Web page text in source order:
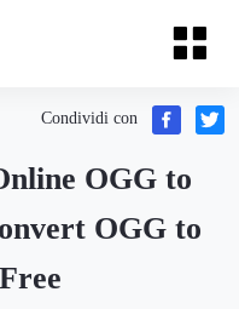
Condividi con
OGG to
OGG to